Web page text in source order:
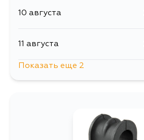
10 августа
11 августа
Показать еще 2